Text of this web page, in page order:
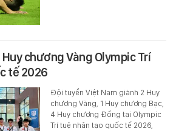
chương Vàng Olympic Trí
tế 2026
Đội tuyển Việt Nam giành 2 Huy
chương Vàng, 1 Huy chương Bạc,
4 Huy chương Đồng tại Olympic
Trí tuệ nhân tạo quốc tế 2026,